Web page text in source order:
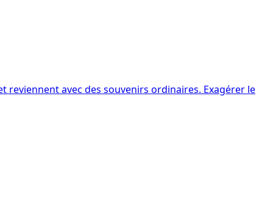
reviennent avec des souvenirs ordinaires. Exagérer le